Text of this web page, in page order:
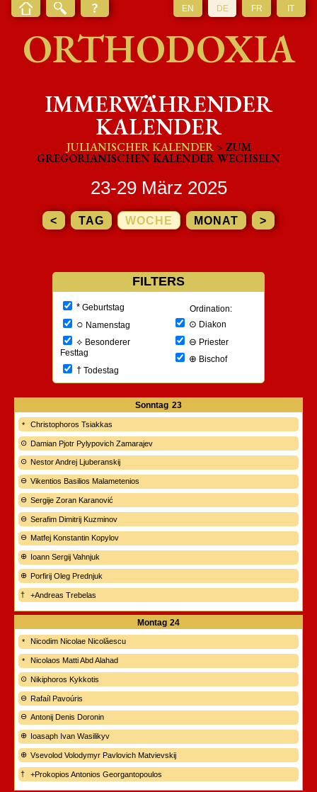
EN DE FR IT
ORTHODOXIA
IMMERWÄHRENDER
KALENDER
JULIANISCHER KALENDER > ZUM
GREGORIANISCHEN KALENDER WECHSELN
23-29 März 2025
< TAG WOCHE MONAT >
FILTERS
*Geburtstag
○ Namenstag
⟡ Besonderer
Festtag
†Todestag
Ordination:
⊙ Diakon
⊖ Priester
⊕ Bischof
Sonntag 23
Christophoros Tsiakkas
Damian Pjotr Pylypovich Zamarajev
Nestor Andrej Ljuberanskij
Vikentios Basilios Malametenios
Sergije Zoran Karanović
Serafim Dimitrij Kuzminov
Matfej Konstantin Kopylov
Ioann Sergij Vahnjuk
Porfirij Oleg Prednjuk
+Andreas Trebelas
Montag 24
Nicodim Nicolae Nicolăescu
Nicolaos Matti Abd Alahad
Nikiphoros Kykkotis
Rafaíl Pavoúris
Antonij Denis Doronin
Ioasaph Ivan Wasilikyv
Vsevolod Volodymyr Pavlovich Matvievskij
+Prokopios Antonios Georgantopoulos